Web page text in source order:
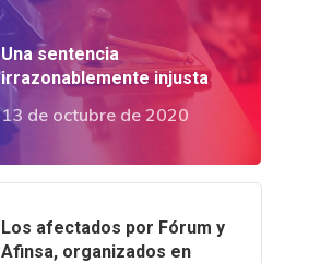
Una sentencia
irrazonablemente injusta
13 de octubre de 2020
Los afectados por Fórum y
Afinsa, organizados en